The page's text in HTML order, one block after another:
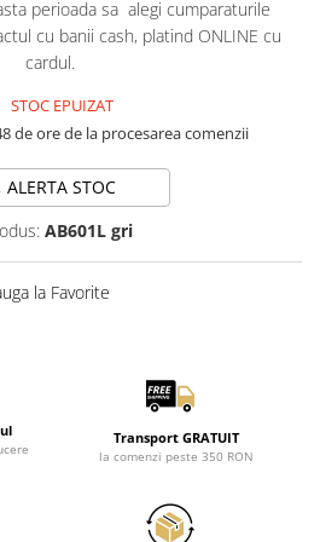
perioada sa alegi cumparaturile
cu banii cash, platind ONLINE cu
cardul.
STOC EPUIZAT
de ore de la procesarea comenzii
ALERTA STOC
AB601L gri
la Favorite
Transport GRATUIT
la comenzi peste 350 RON